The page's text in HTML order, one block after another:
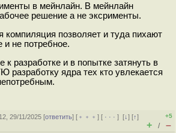
в мейнлайн. В мейнлайн
решение а не эксрименты.
компиляция позволяет и туда пихают
и не потребное.
к разработке и в попытке затянуть в
ядра тех кто увлекается
29/11/2025 [ответить] [ ﹢﹢﹢] [ · · ·][↓] [↑]
+5
+ / –